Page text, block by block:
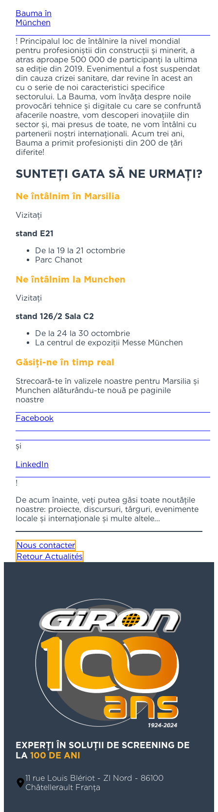
Bauma în
München
! Principalul loc de întâlnire la nivel mondial
pentru profesioniștii din construcții și minerit, a
atras aproape 500 000 de participanți la ultima
sa ediție din 2019. Evenimentul a fost suspendat
din cauza crizei sanitare, dar revine în acest an
cu o serie de noi caracteristici specifice
sectorului. La Bauma, vom învăța despre noile
provocări tehnice și digitale cu care se confruntă
afacerile noastre, vom descoperi inovațiile din
sector și, mai presus de toate, ne vom întâlni cu
partenerii noștri internaționali. Acum trei ani,
Bauma a primit profesioniști din 200 de țări
diferite!
SUNTEȚI GATA SĂ NE URMAȚI?
Ne întâlnim în Marsilia
Vizitați
stand E21
De la 19 la 21 octombrie
Parc Chanot
Ne întâlnim la Munchen
Vizitați
stand 126/2 Sala C2
De la 24 la 30 octombrie
La centrul de expoziții Messe München
Găsiți-ne în timp real
Strecoară-te în valizele noastre pentru Marsilia și
Munchen alăturându-te nouă pe paginile
noastre
Facebook
și
LinkedIn
!
De acum înainte, veți putea găsi toate noutățile
noastre: proiecte, discursuri, târguri, evenimente
locale și internaționale și multe altele...
Nous contacter
Retour Actualités
EXPERȚI ÎN SOLUȚII DE SCREENING DE
LA 100 DE ANI
11 rue Louis Blériot - ZI Nord - 86100
Châtellerault Franța